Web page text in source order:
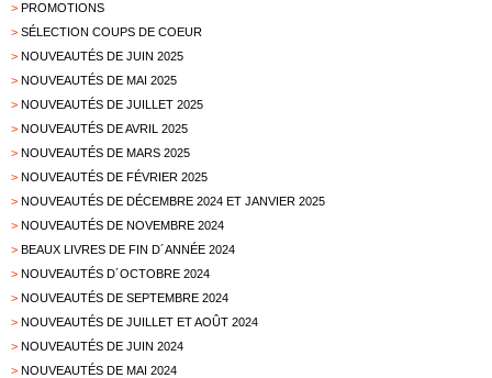
> PROMOTIONS
> SÉLECTION COUPS DE COEUR
> NOUVEAUTÉS DE JUIN 2025
> NOUVEAUTÉS DE MAI 2025
> NOUVEAUTÉS DE JUILLET 2025
> NOUVEAUTÉS DE AVRIL 2025
> NOUVEAUTÉS DE MARS 2025
> NOUVEAUTÉS DE FÉVRIER 2025
> NOUVEAUTÉS DE DÉCEMBRE 2024 ET JANVIER 2025
> NOUVEAUTÉS DE NOVEMBRE 2024
> BEAUX LIVRES DE FIN D´ANNÉE 2024
> NOUVEAUTÉS D´OCTOBRE 2024
> NOUVEAUTÉS DE SEPTEMBRE 2024
> NOUVEAUTÉS DE JUILLET ET AOÛT 2024
> NOUVEAUTÉS DE JUIN 2024
> NOUVEAUTÉS DE MAI 2024